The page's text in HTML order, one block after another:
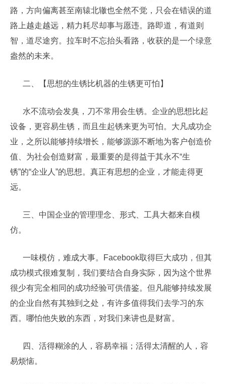
路，方向偏离甚至南辕北辙也全然不觉，只会在错误的道
路上越走越远，精力耗尽却事与愿违。路即道，有道则
智，道尽途穷。拉车时不忘抬头看路，收获的是一个绿意
盎然的未来。
二、【思想的生锈比机器的生锈更可怕】
水不流动会发臭，刀不常用会生锈。企业的思想比起
设备，更容易生锈，而且生起锈来更为可怕。大凡成功企
业，之所以能够持续增长，能够源源不断地为客户创造价
值、为社会创造财富，最重要的是得益于其永不“生
锈”的“企业人”的思想。真正有思想的企业，才能走得更
远。
三、中国企业的管理理念、形式、工具大都来自模
仿。
一味模仿，难成大事。Facebook取得巨大成功，但其
成功模式很难复制，我们要结合自身实际，因为这个世界
很少有完全相同的成功经验可供借鉴。但凡能够持续发展
的企业自然有其独到之处，有许多值得我们去学习的东
西。哪怕他失败的东西，对我们来讲也是财富。
四、活得糊涂的人，容易幸福；活得太清醒的人，容
易烦恼。